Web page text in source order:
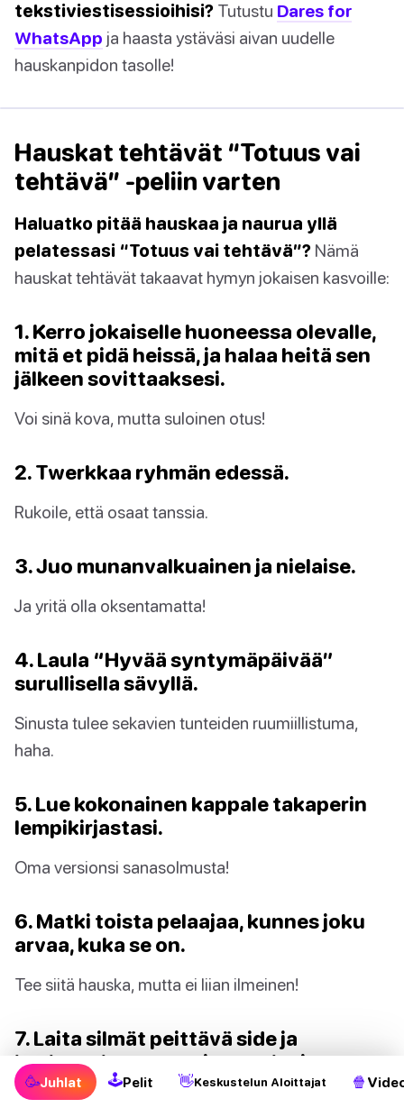
tekstiviestisessioihisi? Tutustu Dares for
WhatsApp ja haasta ystäväsi aivan uudelle
hauskanpidon tasolle!
Hauskat tehtävät “Totuus vai
tehtävä” -peliin varten
Haluatko pitää hauskaa ja naurua yllä
pelatessasi “Totuus vai tehtävä”? Nämä
hauskat tehtävät takaavat hymyn jokaisen kasvoille:
1. Kerro jokaiselle huoneessa olevalle,
mitä et pidä heissä, ja halaa heitä sen
jälkeen sovittaaksesi.
Voi sinä kova, mutta suloinen otus!
2. Twerkkaa ryhmän edessä.
Rukoile, että osaat tanssia.
3. Juo munanvalkuainen ja nielaise.
Ja yritä olla oksentamatta!
4. Laula “Hyvää syntymäpäivää”
surullisella sävyllä.
Sinusta tulee sekavien tunteiden ruumiillistuma,
haha.
5. Lue kokonainen kappale takaperin
lempikirjastasi.
Oma versionsi sanasolmusta!
6. Matki toista pelaajaa, kunnes joku
arvaa, kuka se on.
Tee siitä hauska, mutta ei liian ilmeinen!
7. Laita silmät peittävä side ja
koskettele satunnaisen pelaajan
(ryhmän valitseman) kasvoja, kunnes
🥳Juhlat 🕹Pelit 👋Keskustelun Aloittajat 🍿